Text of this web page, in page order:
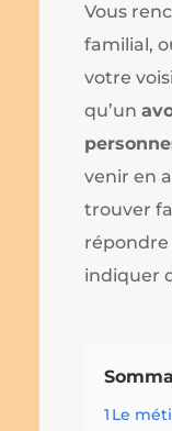
Vous
familial,
votre
qu’un
venir en
trouver
répondre
indiquer
1 Le